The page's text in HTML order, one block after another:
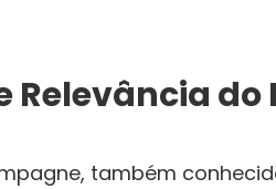
Relevância
também